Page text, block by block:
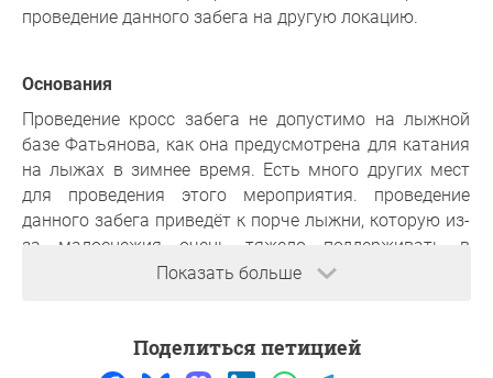
Показать больше
проведение данного забега на другую локацию.
основания
Проведение кросс забега не допустимо на лыжной
базе Фатьянова, как она предусмотрена для катания
на лыжах в зимнее время. Есть много других мест
для проведения этого мероприятия. проведение
данного забега приведёт к порче лыжни, которую из-
за малоснежия очень тяжело поддерживать в
хорошем состоянии!!
Поделиться петицией